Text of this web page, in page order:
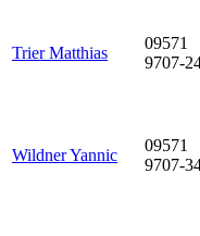
Trier Matthias
09571
9707-
Wildner Yannic
09571
9707-